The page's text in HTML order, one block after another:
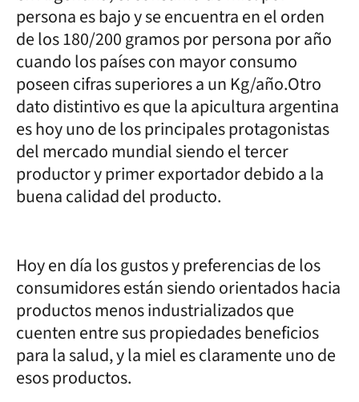
persona es bajo y se encuentra en el orden
de los 180/200 gramos por persona por año
cuando los países con mayor consumo
poseen cifras superiores a un Kg/año.Otro
dato distintivo es que la apicultura argentina
es hoy uno de los principales protagonistas
del mercado mundial siendo el tercer
productor y primer exportador debido a la
buena calidad del producto.
Hoy en día los gustos y preferencias de los
consumidores están siendo orientados hacia
productos menos industrializados que
cuenten entre sus propiedades beneficios
para la salud, y la miel es claramente uno de
esos productos.